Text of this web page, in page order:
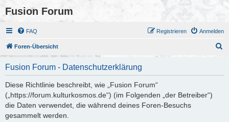
Fusion Forum
FAQ Anmelden
Registrieren
Foren-Übersicht
Fusion Forum - Datenschutzerklärung
Diese Richtlinie beschreibt, wie „Fusion Forum“
(„https://forum.kulturkosmos.de“) (im Folgenden „der Betreiber“)
die Daten verwendet, die während deines Foren-Besuchs
gesammelt werden.